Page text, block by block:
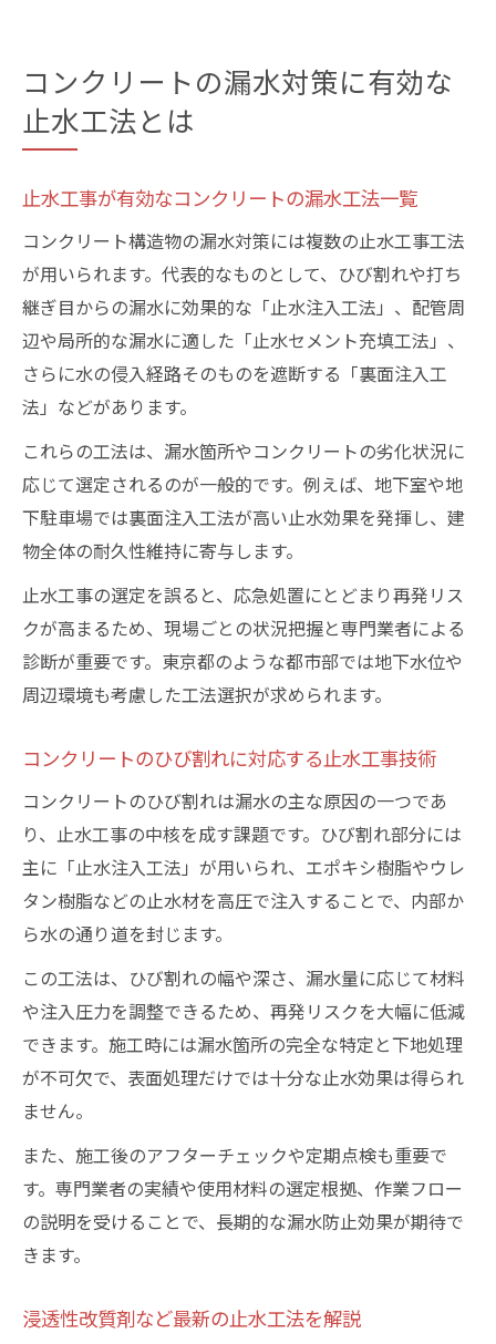
コンクリートの漏水対策に有効な
止水工法とは
止水工事が有効なコンクリートの漏水工法一覧
コンクリート構造物の漏水対策には複数の止水工事工法
が用いられます。代表的なものとして、ひび割れや打ち
継ぎ目からの漏水に効果的な「止水注入工法」、配管周
辺や局所的な漏水に適した「止水セメント充填工法」、
さらに水の侵入経路そのものを遮断する「裏面注入工
法」などがあります。
これらの工法は、漏水箇所やコンクリートの劣化状況に
応じて選定されるのが一般的です。例えば、地下室や地
下駐車場では裏面注入工法が高い止水効果を発揮し、建
物全体の耐久性維持に寄与します。
止水工事の選定を誤ると、応急処置にとどまり再発リス
クが高まるため、現場ごとの状況把握と専門業者による
診断が重要です。東京都のような都市部では地下水位や
周辺環境も考慮した工法選択が求められます。
コンクリートのひび割れに対応する止水工事技術
コンクリートのひび割れは漏水の主な原因の一つであ
り、止水工事の中核を成す課題です。ひび割れ部分には
主に「止水注入工法」が用いられ、エポキシ樹脂やウレ
タン樹脂などの止水材を高圧で注入することで、内部か
ら水の通り道を封じます。
この工法は、ひび割れの幅や深さ、漏水量に応じて材料
や注入圧力を調整できるため、再発リスクを大幅に低減
できます。施工時には漏水箇所の完全な特定と下地処理
が不可欠で、表面処理だけでは十分な止水効果は得られ
ません。
また、施工後のアフターチェックや定期点検も重要で
す。専門業者の実績や使用材料の選定根拠、作業フロー
の説明を受けることで、長期的な漏水防止効果が期待で
きます。
浸透性改質剤など最新の止水工法を解説